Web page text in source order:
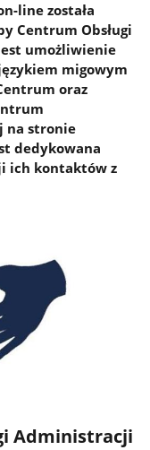
line została
Centrum Obsługi
umożliwienie
migowym
oraz
na stronie
dedykowana
ich kontaktów z
Administracji